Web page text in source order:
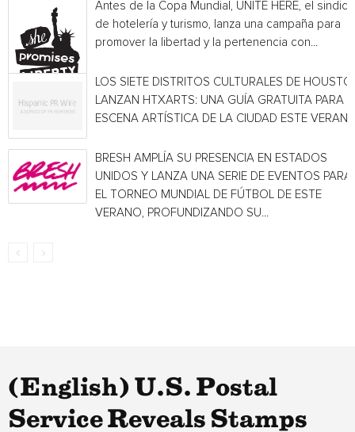
Antes de la Copa Mundial, UNITE HERE, el
de hotelería y turismo, lanza una campaña para
promover la libertad y la pertenencia con...
LOS SIETE DISTRITOS CULTURALES DE
LANZAN HTXARTS: UNA GUÍA GRATUITA PARA
ESCENA ARTÍSTICA DE LA CIUDAD ESTE
BRESH AMPLÍA SU PRESENCIA EN ESTADOS
UNIDOS Y LANZA UNA SERIE DE EVENTOS PARA
EL TORNEO MUNDIAL DE FÚTBOL DE ESTE
VERANO, PROFUNDIZANDO SU...
(English) U.S. Postal
Service Reveals Stamps